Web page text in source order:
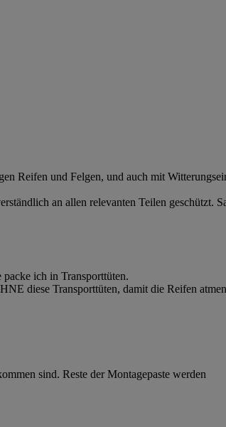
Reifen und Felgen, und auch mit
an allen relevanten Teilen geschützt.
ich in Transporttüten.
diese Transporttüten, damit die Reifen atmen
sind. Reste der Montagepaste werden